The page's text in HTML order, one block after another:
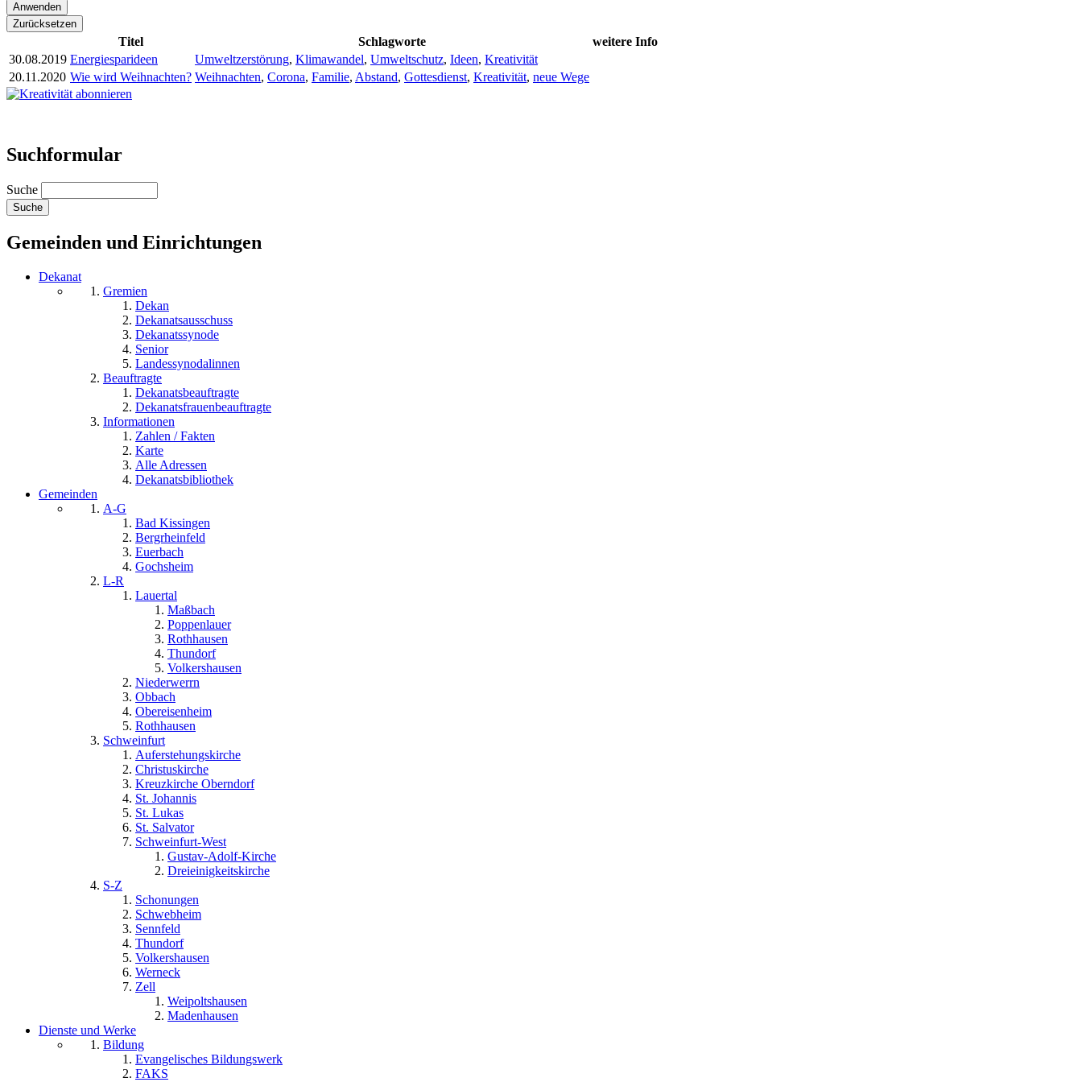
Titel Schlagworte
weitere Info
30.08.2019 Energiesparideen Umweltzerstörung, Klimawandel, Umweltschutz, Ideen, Kreativität
20.11.2020 Wie wird Weihnachten? Weihnachten, Corona, Familie, Abstand, Gottesdienst, Kreativität, neue Wege
Suchformular
Suche
Gemeinden und Einrichtungen
Dekanat
Gremien
Dekan
Dekanatsausschuss
Dekanatssynode
Senior
Landessynodalinnen
Beauftragte
Dekanatsbeauftragte
Dekanatsfrauenbeauftragte
Informationen
Zahlen / Fakten
Karte
Alle Adressen
Dekanatsbibliothek
Gemeinden
A-G
Bad Kissingen
Bergrheinfeld
Euerbach
Gochsheim
L-R
Lauertal
Maßbach
Poppenlauer
Rothhausen
Thundorf
Volkershausen
Niederwerrn
Obbach
Obereisenheim
Rothhausen
Schweinfurt
Auferstehungskirche
Christuskirche
Kreuzkirche Oberndorf
St. Johannis
St. Lukas
St. Salvator
Schweinfurt-West
Gustav-Adolf-Kirche
Dreieinigkeitskirche
S-Z
Schonungen
Schwebheim
Sennfeld
Thundorf
Volkershausen
Werneck
Zell
Weipoltshausen
Madenhausen
Dienste und Werke
Bildung
Evangelisches Bildungswerk
FAKS